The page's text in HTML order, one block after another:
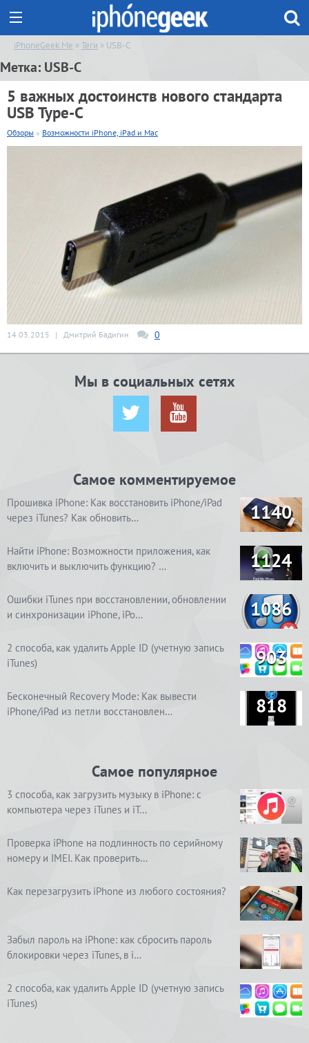
iPhoneGeek.Me »Теги » USB-C
Метка: USB-C
5 важных достоинств нового стандарта
USB Type-C
Обзоры » Возможности iPhone, iPad и Mac
14.03.2015 | Дмитрий Бадигин 0
Мы в социальных сетях
Самое комментируемое
Прошивка iPhone: Как восстановить iPhone/iPad
через iTunes? Как обновить…
1140
Найти iPhone: Возможности приложения, как
включить и выключить функцию? …
1124
Ошибки iTunes при восстановлении, обновлении
и синхронизации iPhone, iPo…
1086
2 способа, как удалить Apple ID (учетную запись
iTunes)
903
Бесконечный Recovery Mode: Как вывести
iPhone/iPad из петли восстановлен…
818
Самое популярное
3 способа, как загрузить музыку в iPhone: с
компьютера через iTunes и iT…
Проверка iPhone на подлинность по серийному
номеру и IMEI. Как проверить…
Как перезагрузить iPhone из любого состояния?
Забыл пароль на iPhone: как сбросить пароль
блокировки через iTunes, в i…
2 способа, как удалить Apple ID (учетную запись
iTunes)